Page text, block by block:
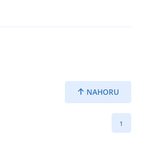
NAHORU
1